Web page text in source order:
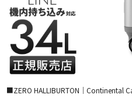
■ZERO HALLIBURTON｜Continental